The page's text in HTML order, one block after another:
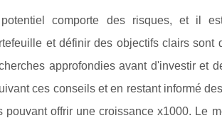
comporte des risques, et il
et définir des objectifs clairs sont
approfondies avant d'investir et
ces conseils et en restant informé
offrir une croissance x1000. Le